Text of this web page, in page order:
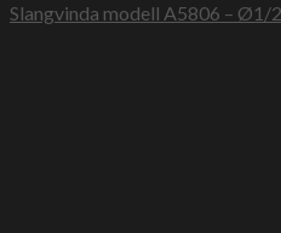
Slangvinda modell A5806 – Ø1/